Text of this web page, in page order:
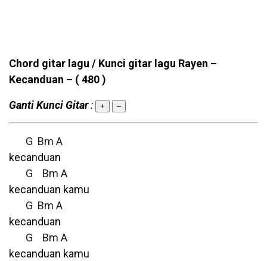
Chord gitar lagu / Kunci gitar lagu Rayen –
Kecanduan – ( 480 )
Ganti Kunci Gitar: + –
G Bm A
kecanduan
G
Bm A
kecanduan kamu
G Bm A
kecanduan
G
Bm A
kecanduan kamu